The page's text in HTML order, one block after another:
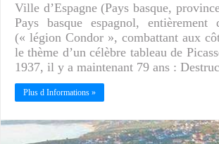
Ville d’Espagne (Pays basque,
Pays basque espagnol,
(« légion Condor », combattant aux
le thème d’un célèbre tableau de
1937, il y a maintenant 79 ans :
Plus d Informations »